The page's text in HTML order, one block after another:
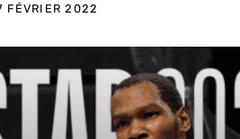
FÉVRIER 2022